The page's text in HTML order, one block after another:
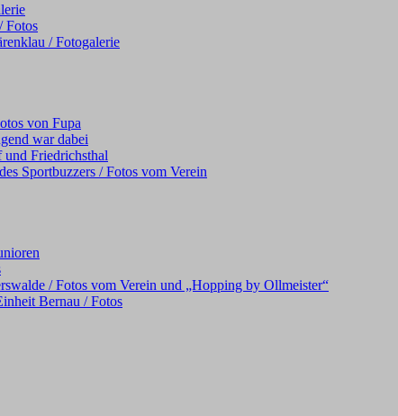
Fotos
/ Fotogalerie
von Fupa
war dabei
und Friedrichsthal
Sportbuzzers / Fotos vom Verein
/ Fotos vom Verein und „Hopping by Ollmeister“
Bernau / Fotos